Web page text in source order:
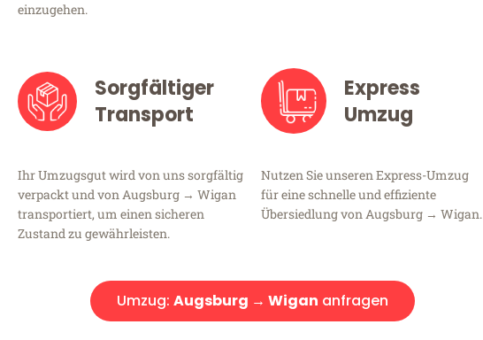
einzugehen.
Sorgfältiger
Transport
Ihr Umzugsgut wird von uns sorgfältig
verpackt und von Augsburg → Wigan
transportiert, um einen sicheren
Zustand zu gewährleisten.
Express
Umzug
Nutzen Sie unseren Express-Umzug
für eine schnelle und effiziente
Übersiedlung von Augsburg → Wigan.
Umzug: Augsburg → Wigan anfragen